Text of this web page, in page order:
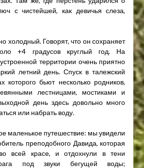
с чистейшей, как девичья слеза,
холодный. Говорят, что он сохраняет
+4 градусов круглый год. На
территории очень приятно
летний день. Спуск в талежский
которого бьют несколько родников,
лестницами, мостиками и
день здесь довольно много
или набрать воду.
маленькое путешествие: мы увидели
преподобного Давида, которая
всей красе, и отдохнули в тени
под звуки бегущей воды;